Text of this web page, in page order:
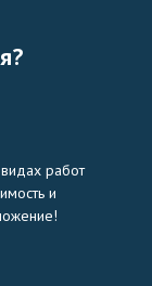
работ
и